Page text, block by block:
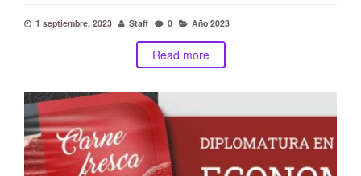
1 septiembre, 2023 Staff 0 Año 2023
Read more